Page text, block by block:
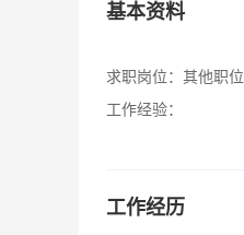
基本资料
求职岗位： 其他职位
工作经验：
工作经历